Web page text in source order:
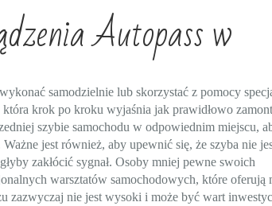
Autopass w
samodzielnie lub skorzystać z pomocy
krok po kroku wyjaśnia jak prawidłowo
szybie samochodu w odpowiednim miejscu,
jest również, aby upewnić się, że szyba nie
zakłócić sygnał. Osoby mniej pewne swoich
warsztatów samochodowych, które oferują
zazwyczaj nie jest wysoki i może być wart